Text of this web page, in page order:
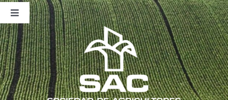
Saltar
contenido
Toggle
Navigation
Nosotros
Publicaciones
Sala de Prensa
Eventos